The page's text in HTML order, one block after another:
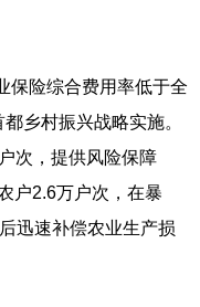
保险综合费用率低于全
乡村振兴战略实施。
次，提供风险保障
户2.6万户次，在暴
迅速补偿农业生产损